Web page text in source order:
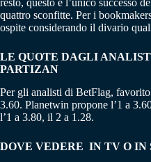
resto, questo è l’unico successo
quattro sconfitte. Per i
ospite considerando il divario
LE QUOTE DAGLI
PARTIZAN
Per gli analisti di BetFlag,
3.60. Planetwin propone l’1 a
l’1 a 3.80, il 2 a 1.28.
DOVE VEDERE IN TV O IN